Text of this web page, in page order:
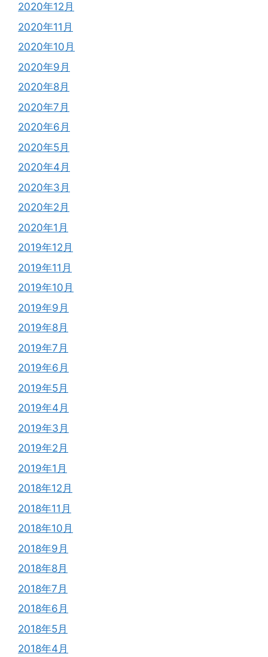
2020年12月
2020年11月
2020年10月
2020年9月
2020年8月
2020年7月
2020年6月
2020年5月
2020年4月
2020年3月
2020年2月
2020年1月
2019年12月
2019年11月
2019年10月
2019年9月
2019年8月
2019年7月
2019年6月
2019年5月
2019年4月
2019年3月
2019年2月
2019年1月
2018年12月
2018年11月
2018年10月
2018年9月
2018年8月
2018年7月
2018年6月
2018年5月
2018年4月